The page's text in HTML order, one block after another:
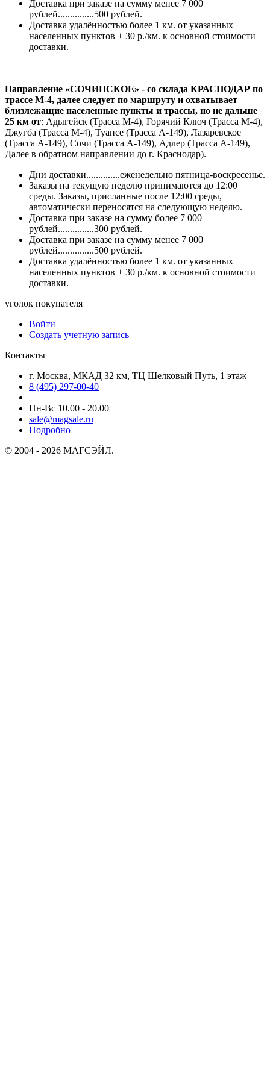
Доставка при заказе на сумму менее 7 000
рублей...............500 рублей.
Доставка удалённостью более 1 км. от указанных
населенных пунктов + 30 р./км. к основной стоимости
доставки.
Направление «СОЧИНСКОЕ» - со склада КРАСНОДАР по
трассе М-4, далее следует по маршруту и охватывает
близлежащие населенные пункты и трассы, но не дальше
25 км от: Адыгейск (Трасса М-4), Горячий Ключ (Трасса М-4),
Джугба (Трасса М-4), Туапсе (Трасса А-149), Лазаревское
(Трасса А-149), Сочи (Трасса А-149), Адлер (Трасса А-149),
Далее в обратном направлении до г. Краснодар).
Дни доставки..............еженедельно пятница-воскресенье.
Заказы на текущую неделю принимаются до 12:00
среды. Заказы, присланные после 12:00 среды,
автоматически переносятся на следующую неделю.
Доставка при заказе на сумму более 7 000
рублей...............300 рублей.
Доставка при заказе на сумму менее 7 000
рублей...............500 рублей.
Доставка удалённостью более 1 км. от указанных
населенных пунктов + 30 р./км. к основной стоимости
доставки.
уголок покупателя
Войти
Создать учетную запись
Контакты
г. Москва, МКАД 32 км, ТЦ Шелковый Путь, 1 этаж
8 (495) 297-00-40
Пн-Вс 10.00 - 20.00
sale@magsale.ru
Подробно
© 2004 - 2026 МАГСЭЙЛ.